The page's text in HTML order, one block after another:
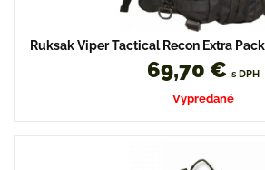
Ruksak Viper Tactical Recon Extra
69,70 € s DPH
Vypredané